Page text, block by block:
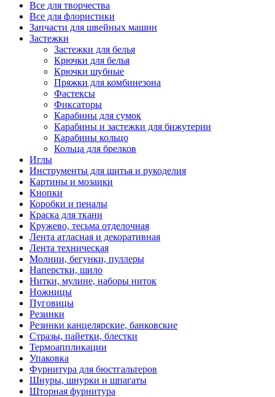
Все для творчества
Все для флористики
Запчасти для швейных машин
Застежки
Застежки для белья
Крючки для белья
Крючки шубные
Пряжки для комбинезона
Фастексы
Фиксаторы
Карабины для сумок
Карабины и застежки для бижутерии
Карабины кольцо
Кольца для брелков
Иглы
Инструменты для шитья и рукоделия
Картины и мозаики
Кнопки
Коробки и пеналы
Краска для ткани
Кружево, тесьма отделочная
Лента атласная и декоративная
Лента техническая
Молнии, бегунки, пуллеры
Наперстки, шило
Нитки, мулине, наборы ниток
Ножницы
Пуговицы
Резинки
Резинки канцелярские, банковские
Стразы, пайетки, блестки
Термоаппликации
Упаковка
Фурнитура для бюстгальтеров
Шнуры, шнурки и шпагаты
Шторная фурнитура